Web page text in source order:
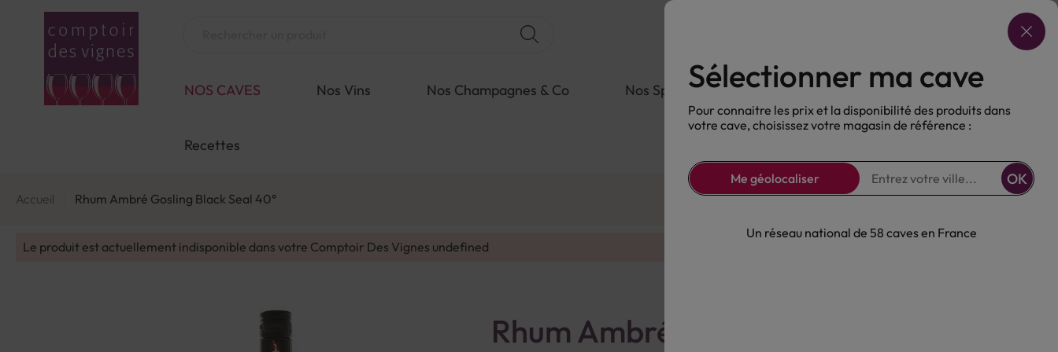
Choisir ma cave
NOS CAVES Nos Vins Nos Champagnes & Co Nos Spiritueux Nos Bières Sans alcool
Recettes
Accueil Rhum Ambré Gosling Black Seal 40°
Le produit est actuellement indisponible dans votre Comptoir Des Vignes undefined
Rhum Ambré Gosling Black
Sélectionner ma cave
Pour connaitre les prix et la disponibilité des produits dans
votre cave, choisissez votre magasin de référence :
Me géolocaliser OK
Un réseau national de 58 caves en France